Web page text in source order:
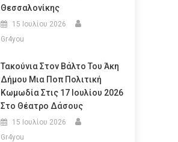
Θεσσαλονίκης
15 Ιουλίου 2026
Gr4you
Τακούνια Στον Βάλτο Του Άκη
Δήμου Μια Ποπ Πολιτική
Κωμωδία Στις 17 Ιουλίου 2026
Στο Θέατρο Δάσους
15 Ιουλίου 2026
Gr4you